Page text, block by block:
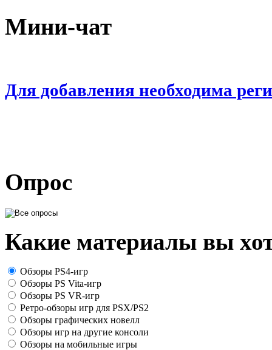
Мини-чат
Для добавления необходима
Опрос
Какие материалы вы
Обзоры PS4-игр
Обзоры PS Vita-игр
Обзоры PS VR-игр
Ретро-обзоры игр для PSX/PS2
Обзоры графических новелл
Обзоры игр на другие консоли
Обзоры на мобильные игры